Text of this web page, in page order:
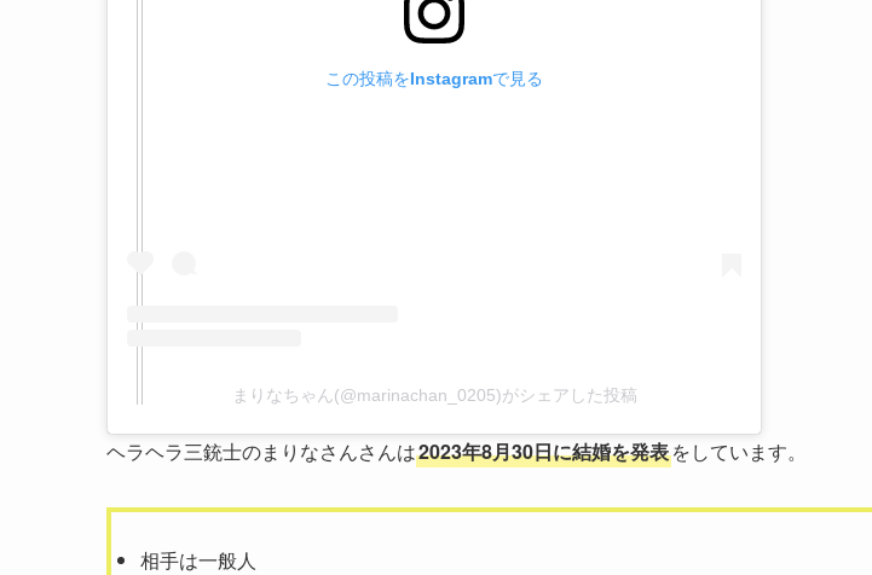
この投稿をInstagramで見る
まりなちゃん(@marinachan_0205)がシェアした投稿
ヘラヘラ三銃士のまりなさんさんは2023年8月30日に結婚を発表をしています。
相手は一般人